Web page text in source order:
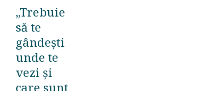
„Trebuie
să te
gândești
unde te
vezi și
care sunt